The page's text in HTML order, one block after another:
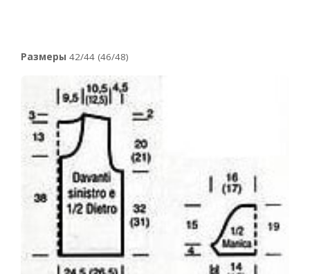
Размеры 42/44 (46/48)